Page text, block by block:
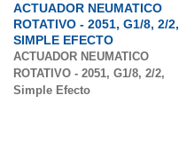
ACTUADOR NEUMATICO
ROTATIVO - 2051, G1/8, 2/2,
SIMPLE EFECTO
ACTUADOR NEUMATICO
ROTATIVO - 2051, G1/8, 2/2,
Simple Efecto